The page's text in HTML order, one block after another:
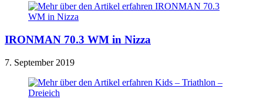
IRONMAN 70.3 WM in Nizza
7. September 2019